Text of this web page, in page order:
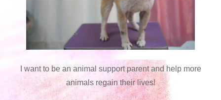
I want to be an animal support parent and help more
animals regain their lives!